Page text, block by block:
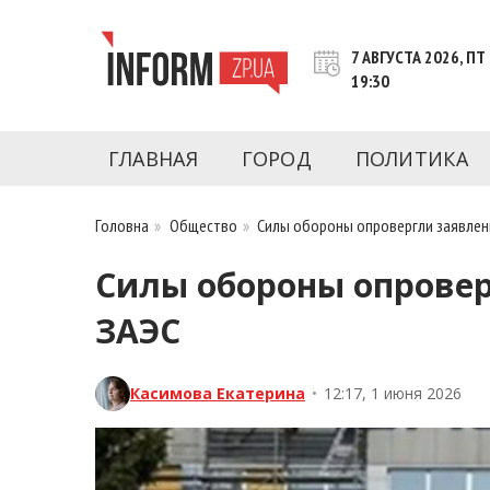
INFORM.ZP.UA – это информационный
последние новости Запорожья и
7 АВГУСТА 2026, ПТ
19:30
ГЛАВНАЯ ГОРОД ПОЛИТИКА
Головна » Общество »Силы обороны опровергли
Силы обороны
ЗАЭС
Касимова Екатерина • 12:17, 1 июня 2026